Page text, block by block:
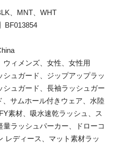
、MNT、WHT
BF013854
ウィメンズ、女性、女性用
シュガード、ジップアップラッ
ュガード、長袖ラッシュガー
、サムホール付きウェア、水陸
素材、吸水速乾ラッシュ、ス
量ラッシュパーカー、ドローコ
レディース、マット素材ラッ